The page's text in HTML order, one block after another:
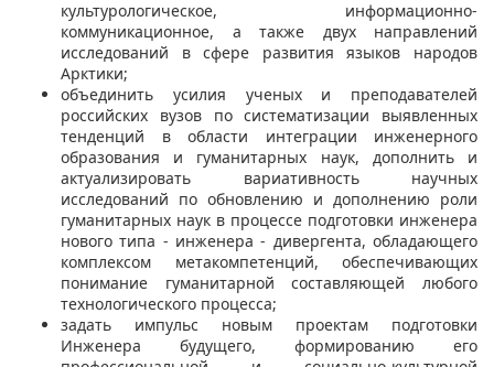
культурологическое, информационно-
коммуникационное, а также двух направлений
исследований в сфере развития языков народов
Арктики;
объединить усилия ученых и преподавателей
российских вузов по систематизации выявленных
тенденций в области интеграции инженерного
образования и гуманитарных наук, дополнить и
актуализировать вариативность научных
исследований по обновлению и дополнению роли
гуманитарных наук в процессе подготовки инженера
нового типа - инженера - дивергента, обладающего
комплексом метакомпетенций, обеспечивающих
понимание гуманитарной составляющей любого
технологического процесса;
задать импульс новым проектам подготовки
Инженера будущего, формированию его